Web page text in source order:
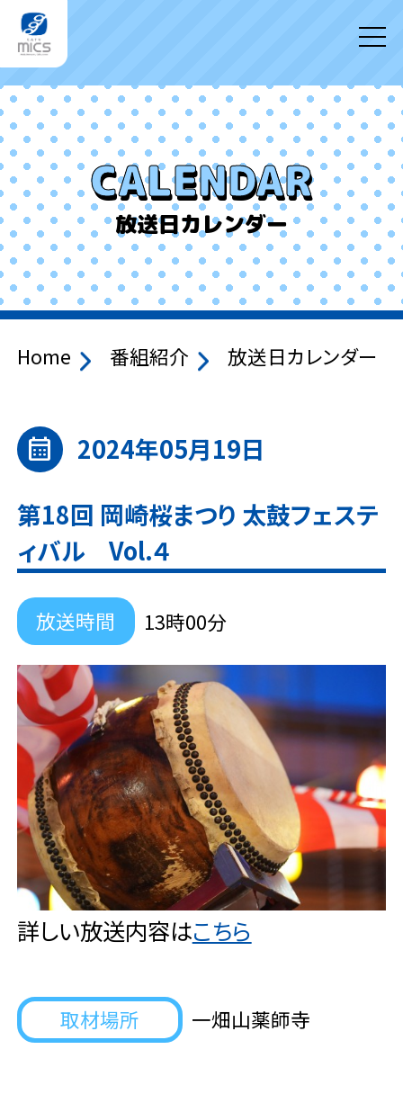
CALENDAR
放送日カレンダー
Home 番組紹介 放送日カレンダー
calendar_month
2024年05月19日
第18回 岡崎桜まつり 太鼓フェステ
ィバル Vol.４
放送時間 13時00分
詳しい放送内容はこちら
取材場所 一畑山薬師寺